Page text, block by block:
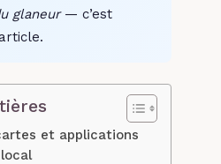
glaneur— c’est
et applications